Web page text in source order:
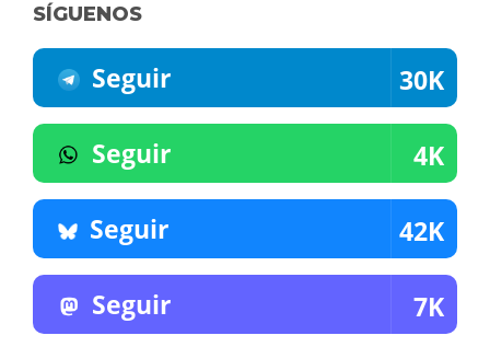
SÍGUENOS
Seguir 30K
Seguir 4K
Seguir 42K
Seguir 7K